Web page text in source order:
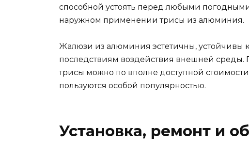
способной устоять перед любыми
наружном применении трисы из алюминия.
Жалюзи из алюминия эстетичны, устойчивы
последствиям воздействия внешней
трисы можно по вполне доступной
пользуются особой популярностью.
Установка, ремонт и